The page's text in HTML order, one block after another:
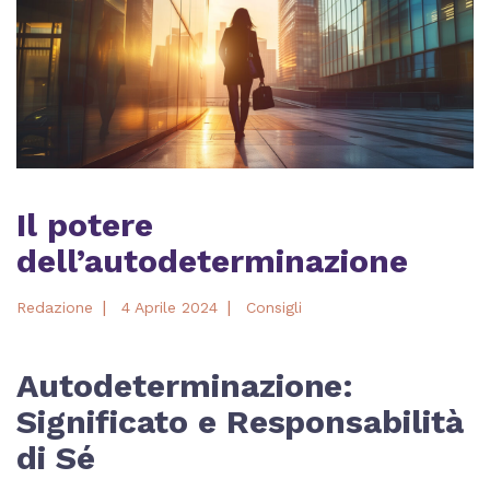
Il potere
dell’autodeterminazione
Redazione | 4 Aprile 2024 | Consigli
Autodeterminazione:
Significato e Responsabilità
di Sé